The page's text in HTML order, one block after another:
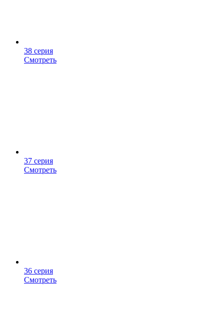
38 серия
Смотреть
37 серия
Смотреть
36 серия
Смотреть